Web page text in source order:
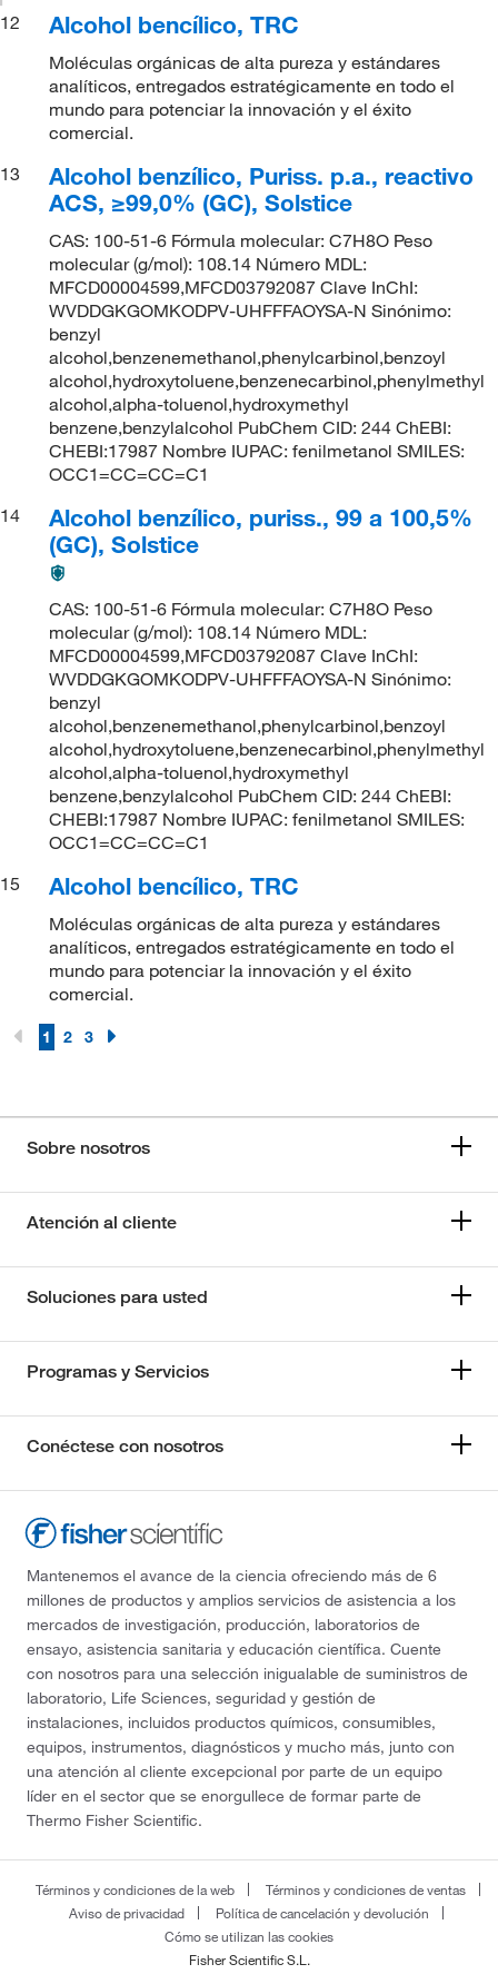
12 Alcohol bencílico, TRC
Moléculas orgánicas de alta pureza y estándares
analíticos, entregados estratégicamente en todo el
mundo para potenciar la innovación y el éxito
comercial.
13
Alcohol benzílico, Puriss. p.a., reactivo
ACS, ≥99,0% (GC), Solstice
CAS: 100-51-6 Fórmula molecular: C7H8O Peso
molecular (g/mol): 108.14 Número MDL:
MFCD00004599,MFCD03792087 Clave InChI:
WVDDGKGOMKODPV-UHFFFAOYSA-N Sinónimo:
benzyl
alcohol,benzenemethanol,phenylcarbinol,benzoyl
alcohol,hydroxytoluene,benzenecarbinol,phenylmethyl
alcohol,alpha-toluenol,hydroxymethyl
benzene,benzylalcohol PubChem CID: 244 ChEBI:
CHEBI:17987 Nombre IUPAC: fenilmetanol SMILES:
OCC1=CC=CC=C1
14
Alcohol benzílico, puriss., 99 a 100,5%
(GC), Solstice
CAS: 100-51-6 Fórmula molecular: C7H8O Peso
molecular (g/mol): 108.14 Número MDL:
MFCD00004599,MFCD03792087 Clave InChI:
WVDDGKGOMKODPV-UHFFFAOYSA-N Sinónimo:
benzyl
alcohol,benzenemethanol,phenylcarbinol,benzoyl
alcohol,hydroxytoluene,benzenecarbinol,phenylmethyl
alcohol,alpha-toluenol,hydroxymethyl
benzene,benzylalcohol PubChem CID: 244 ChEBI:
CHEBI:17987 Nombre IUPAC: fenilmetanol SMILES:
OCC1=CC=CC=C1
15
Alcohol bencílico, TRC
Moléculas orgánicas de alta pureza y estándares
analíticos, entregados estratégicamente en todo el
mundo para potenciar la innovación y el éxito
comercial.
1 2 3
Sobre nosotros
Atención al cliente
Soluciones para usted
Programas y Servicios
Conéctese con nosotros
Mantenemos el avance de la ciencia ofreciendo más de 6
millones de productos y amplios servicios de asistencia a los
mercados de investigación, producción, laboratorios de
ensayo, asistencia sanitaria y educación científica. Cuente
con nosotros para una selección inigualable de suministros de
laboratorio, Life Sciences, seguridad y gestión de
instalaciones, incluidos productos químicos, consumibles,
equipos, instrumentos, diagnósticos y mucho más, junto con
una atención al cliente excepcional por parte de un equipo
líder en el sector que se enorgullece de formar parte de
Thermo Fisher Scientific.
Términos y condiciones de la web
Términos y condiciones de ventas
Aviso de privacidad
Política de cancelación y devolución
Cómo se utilizan las cookies
Fisher Scientific S.L.